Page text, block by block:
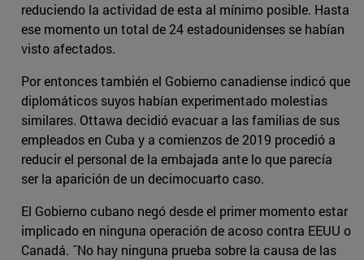
reduciendo la actividad de esta al mínimo posible. Hasta
ese momento un total de 24 estadounidenses se habían
visto afectados.
Por entonces también el Gobierno canadiense indicó que
diplomáticos suyos habían experimentado molestias
similares. Ottawa decidió evacuar a las familias de sus
empleados en Cuba y a comienzos de 2019 procedió a
reducir el personal de la embajada ante lo que parecía
ser la aparición de un decimocuarto caso.
El Gobierno cubano negó desde el primer momento estar
implicado en ninguna operación de acoso contra EEUU o
Canadá. ˝No hay ninguna prueba sobre la causa de las